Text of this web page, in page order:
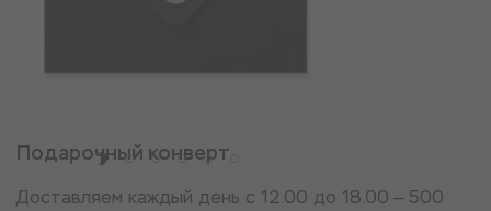
Подарочный конверт
Доставляем каждый день с 12.00 до 18.00 — 500